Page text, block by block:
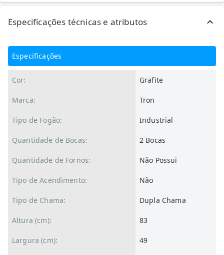
Especificações técnicas e atributos
Especificações
Cor: Grafite
Marca: Tron
Tipo de Fogão: Industrial
Quantidade de Bocas: 2 Bocas
Quantidade de Fornos: Não Possui
Tipo de Acendimento: Não
Tipo de Chama: Dupla Chama
Altura (cm): 83
Largura (cm): 49